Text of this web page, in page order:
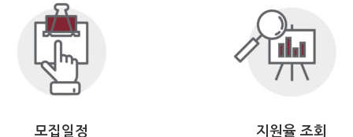
모집일정 지원율 조회